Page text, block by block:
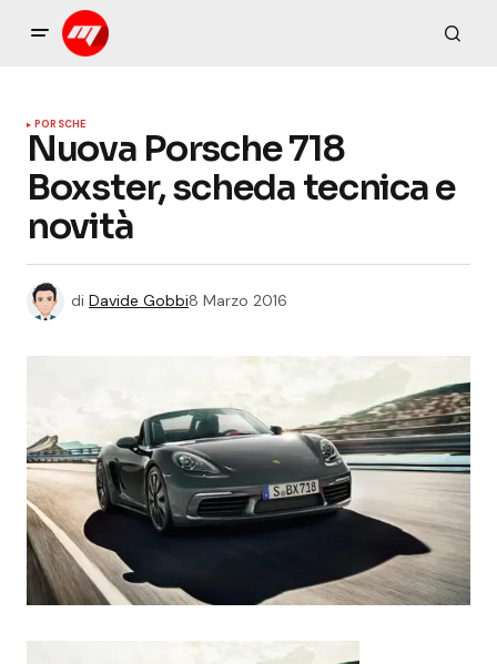
PORSCHE
Nuova Porsche 718
Boxster, scheda tecnica e
novità
di Davide Gobbi8 Marzo 2016